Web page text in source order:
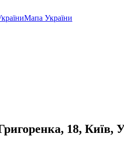
Мапа України
18, Київ,